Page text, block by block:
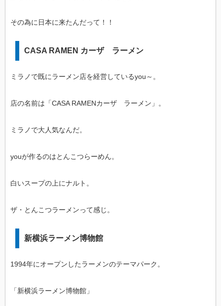
その為に日本に来たんだって！！
CASA RAMEN カーザ ラーメン
ミラノで既にラーメン店を経営しているyou～。
店の名前は「CASA RAMENカーザ ラーメン」。
ミラノで大人気なんだ。
youが作るのはとんこつらーめん。
白いスープの上にナルト。
ザ・とんこつラーメンって感じ。
新横浜ラーメン博物館
1994年にオープンしたラーメンのテーマパーク。
「新横浜ラーメン博物館」